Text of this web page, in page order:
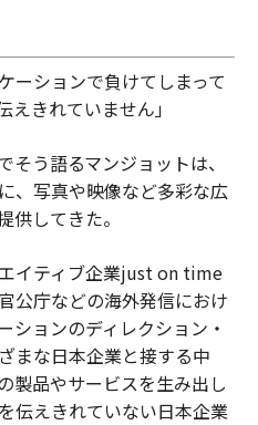
ーションで負けてしまって
えきれていません」
そう語るマンジョットは、
、写真や映像など多彩な広
供してきた。
イティブ企業just on time
公庁などの海外発信におけ
ションのディレクション・
まな日本企業と接する中
製品やサービスを生み出し
伝えきれていない日本企業